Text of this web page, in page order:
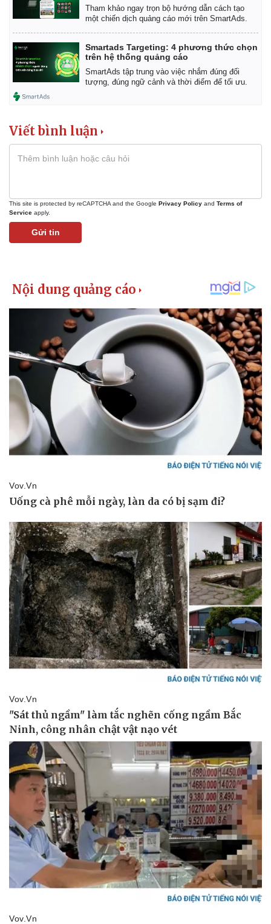
Kinh tế
Bất động sản
Khởi nghiệp
Thị trường
Giá vàng
Tiêu dùng
Tỷ giá
Chứng khoán
Giá cà phê
Tham khảo ngay trọn bộ hướng dẫn cách tạo
một chiến dịch quảng cáo mới trên SmartAds.
Smartads Targeting: 4 phương thức chọn
trên hệ thống quảng cáo
SmartAds tập trung vào việc nhắm đúng đối
tượng, đúng ngữ cảnh và thời điểm để tối ưu.
Viết bình luận
This site is protected by reCAPTCHA and the Google Privacy Policy and Terms of
Service apply.
Gửi tin